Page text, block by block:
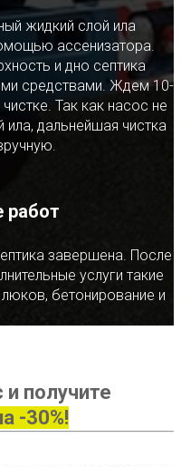
жидкий слой ила
ассенизатора.
и дно септика
средствами. Ждем 10-
Так как насос не
ила, дальнейшая чистка
работ
завершена. После
услуги такие
бетонирование и
и получите
-30%!